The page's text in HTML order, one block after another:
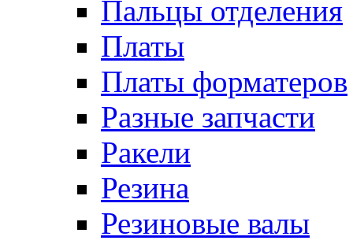
Пальцы отделения
Платы
Платы форматеров
Разные запчасти
Ракели
Резина
Резиновые валы